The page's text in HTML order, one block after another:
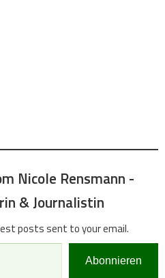
Nicole Rensmann -
& Journalistin
posts sent to your email.
Abonnieren